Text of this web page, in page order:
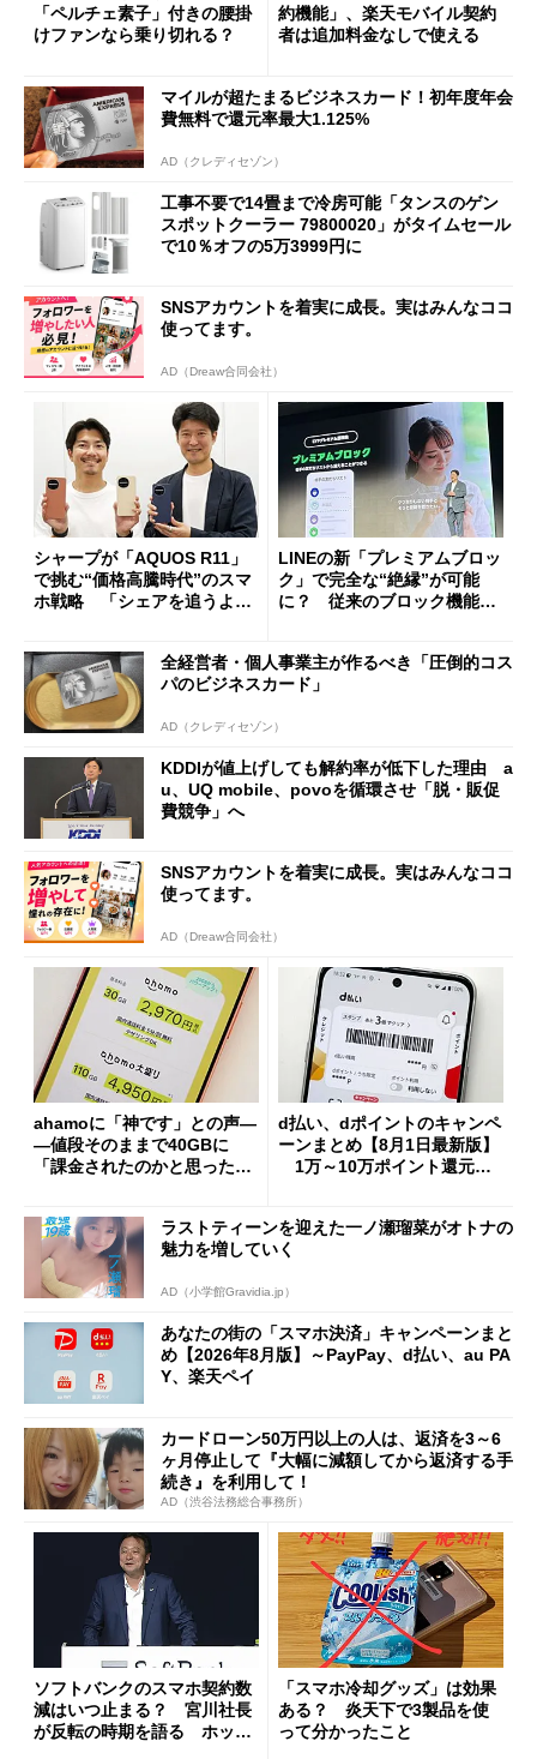
「ペルチェ素子」付きの腰掛
けファンなら乗り切れる？
約機能」、楽天モバイル契約
者は追加料金なしで使える
マイルが超たまるビジネスカード！初年度年会
費無料で還元率最大1.125%
AD（クレディセゾン）
工事不要で14畳まで冷房可能「タンスのゲン
スポットクーラー 79800020」がタイムセール
で10％オフの5万3999円に
SNSアカウントを着実に成長。実はみんなココ
使ってます。
AD（Dreaw合同会社）
シャープが「AQUOS R11」
で挑む“価格高騰時代”のスマ
ホ戦略 「シェアを追うより
LINEの新「プレミアムブロッ
ク」で完全な“絶縁”が可能
に？ 従来のブロック機能と
全経営者・個人事業主が作るべき「圧倒的コス
パのビジネスカード」
AD（クレディセゾン）
KDDIが値上げしても解約率が低下した理由 a
u、UQ mobile、povoを循環させ「脱・販促
費競争」へ
SNSアカウントを着実に成長。実はみんなココ
使ってます。
AD（Dreaw合同会社）
ahamoに「神です」との声―
―値段そのままで40GBに
「課金されたのかと思った」
d払い、dポイントのキャンペ
ーンまとめ【8月1日最新版】
1万～10万ポイント還元の
ラストティーンを迎えた一ノ瀬瑠菜がオトナの
魅力を増していく
AD（小学館Gravidia.jp）
あなたの街の「スマホ決済」キャンペーンまと
め【2026年8月版】～PayPay、d払い、au PA
Y、楽天ペイ
カードローン50万円以上の人は、返済を3～6
ヶ月停止して『大幅に減額してから返済する手
続き』を利用して！
AD（渋谷法務総合事務所）
ソフトバンクのスマホ契約数
減はいつ止まる？ 宮川社長
が反転の時期を語る ホッピ
「スマホ冷却グッズ」は効果
ある？ 炎天下で3製品を使
って分かったこと